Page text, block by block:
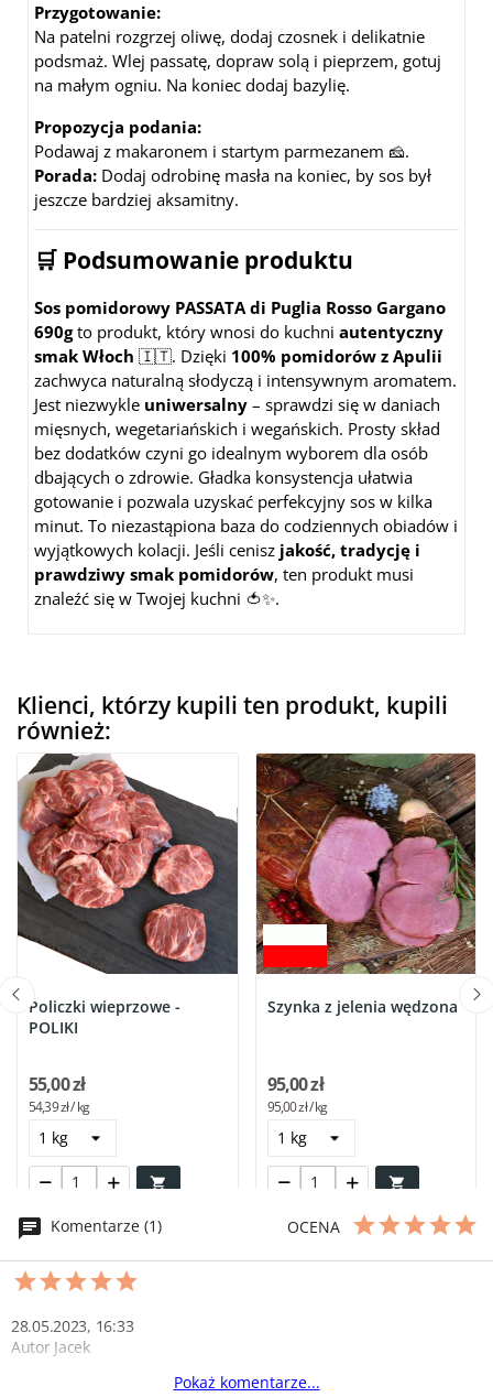
Przygotowanie:
Na patelni rozgrzej oliwę, dodaj czosnek i delikatnie
podsmaż. Wlej passatę, dopraw solą i pieprzem, gotuj
na małym ogniu. Na koniec dodaj bazylię.
Propozycja podania:
Podawaj z makaronem i startym parmezanem 🧀.
Porada: Dodaj odrobinę masła na koniec, by sos był
jeszcze bardziej aksamitny.
🛒 Podsumowanie produktu
Sos pomidorowy PASSATA di Puglia Rosso Gargano
690gto produkt, który wnosi do kuchni autentyczny
smak Włoch 🇮🇹. Dzięki 100% pomidorów z Apulii
zachwyca naturalną słodyczą i intensywnym aromatem.
Jest niezwykle uniwersalny – sprawdzi się w daniach
mięsnych, wegetariańskich i wegańskich. Prosty skład
bez dodatków czyni go idealnym wyborem dla osób
dbających o zdrowie. Gładka konsystencja ułatwia
gotowanie i pozwala uzyskać perfekcyjny sos w kilka
minut. To niezastąpiona baza do codziennych obiadów i
wyjątkowych kolacji. Jeśli cenisz jakość, tradycję i
prawdziwy smak pomidorów, ten produkt musi
znaleźć się w Twojej kuchni 🍅✨.
Klienci, którzy kupili ten produkt, kupili
również:
Policzki wieprzowe -
POLIKI

55,00 zł
54,39 zł / kg
Szynka z jelenia wędzona

95,00 zł
95,00 zł / kg
Komentarze (1) OCENA
28.05.2023, 16:33
Autor Jacek
Klasyczny sos pomidorowyPokaż komentarze...